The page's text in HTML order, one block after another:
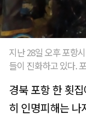
지난 28일 오후 포항
들이 진화하고 있다.
경북 포항 한 횟
히 인명피해는 나